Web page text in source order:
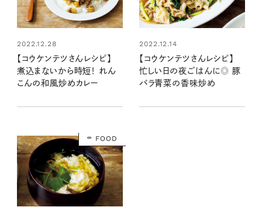
2022.12.28
【コウケンテツさんレシピ】
煮込まないから時短！ れん
こんの和風炒めカレー
2022.12.14
【コウケンテツさんレシピ】
忙しい日の夜ごはんに◎ 豚
バラ青菜の香味炒め
FOOD